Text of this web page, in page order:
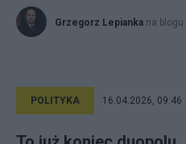
Grzegorz Lepianka na blogu
POLITYKA 16.04.2026, 09:46